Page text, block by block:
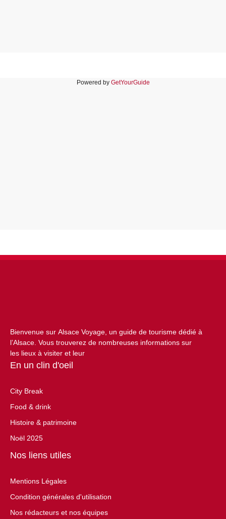
Powered by GetYourGuide
Bienvenue sur Alsace Voyage, un guide de tourisme dédié à
l’Alsace. Vous trouverez de nombreuses informations sur
les lieux à visiter et leur
En un clin d'oeil
City Break
Food & drink
Histoire & patrimoine
Noël 2025
Nos liens utiles
Mentions Légales
Condition générales d'utilisation
Nos rédacteurs et nos équipes